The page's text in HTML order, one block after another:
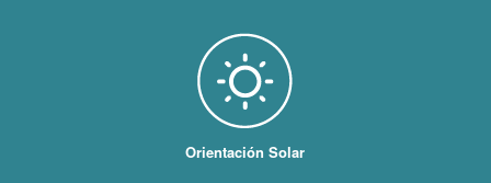
Orientación Solar